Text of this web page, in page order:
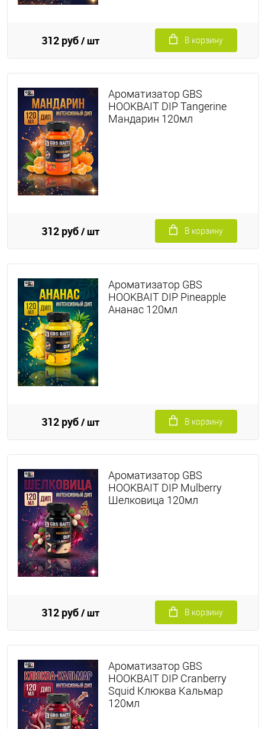
312 руб/ шт В корзину
Ароматизатор GBS
HOOKBAIT DIP Tangerine
Мандарин 120мл
312 руб/ шт В корзину
Ароматизатор GBS
HOOKBAIT DIP Pineapple
Ананас 120мл
312 руб/ шт В корзину
Ароматизатор GBS
HOOKBAIT DIP Mulberry
Шелковица 120мл
312 руб/ шт В корзину
Ароматизатор GBS
HOOKBAIT DIP Cranberry
Squid Клюква Кальмар
120мл